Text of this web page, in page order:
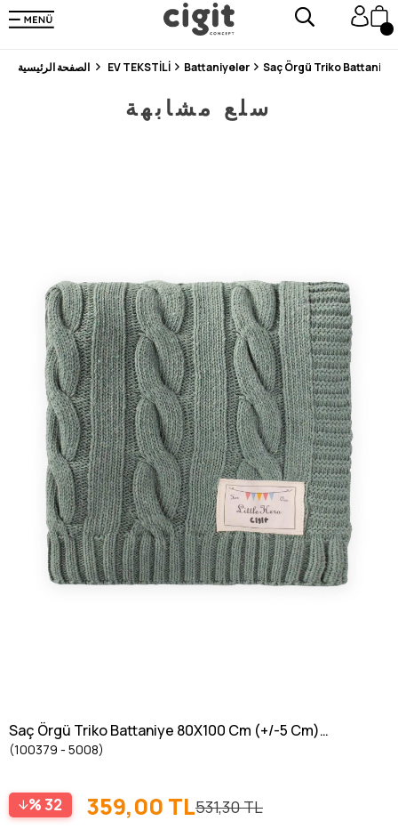
En Uygun Fiyat Garantisi !
300₺ ve Üzeri Alışverişlerde Kargo Ücretsiz !
Koşulsuz Şartsız İade İmkanı
EV TEKSTİLİ Battaniyeler Saç Örgü Triko Battaniye
سلع مشابهة
Saç Örgü Triko Battaniye 80X100 Cm (+/-5 Cm)
MİNT YEŞİLİ
(100379 - 5008)
32 531,30 TL
359,00 TL